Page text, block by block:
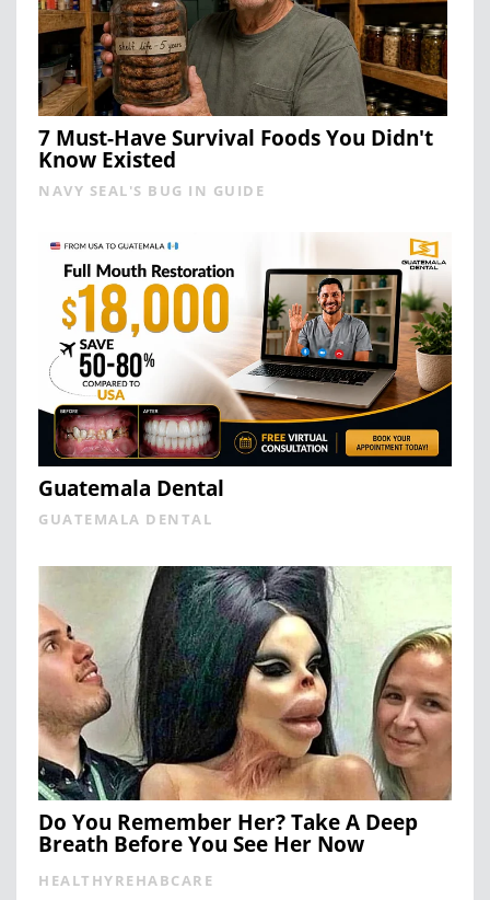
7 Must-Have Survival Foods You Didn't
Know Existed
NAVY SEAL'S BUG IN GUIDE
Guatemala Dental
GUATEMALA DENTAL
Do You Remember Her? Take A Deep
Breath Before You See Her Now
HEALTHYREHABCARE